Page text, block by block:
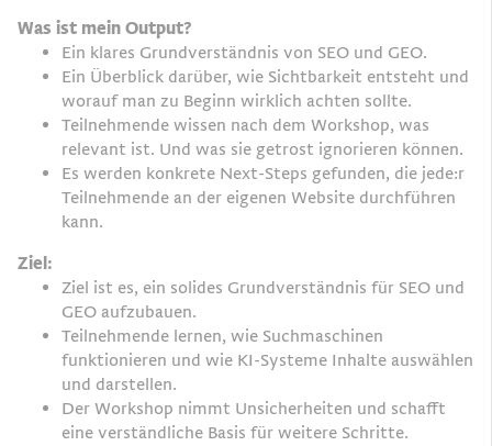
Was ist mein Output?
Ein klares Grundverständnis von SEO und GEO.
Ein Überblick darüber, wie Sichtbarkeit entsteht und
worauf man zu Beginn wirklich achten sollte.
Teilnehmende wissen nach dem Workshop, was
relevant ist. Und was sie getrost ignorieren können.
Es werden konkrete Next-Steps gefunden, die jede:r
Teilnehmende an der eigenen Website durchführen
kann.
Ziel:
Ziel ist es, ein solides Grundverständnis für SEO und
GEO aufzubauen.
Teilnehmende lernen, wie Suchmaschinen
funktionieren und wie KI-Systeme Inhalte auswählen
und darstellen.
Der Workshop nimmt Unsicherheiten und schafft
eine verständliche Basis für weitere Schritte.